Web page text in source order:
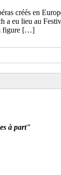
créés en
a eu lieu au
figure […]
à part"